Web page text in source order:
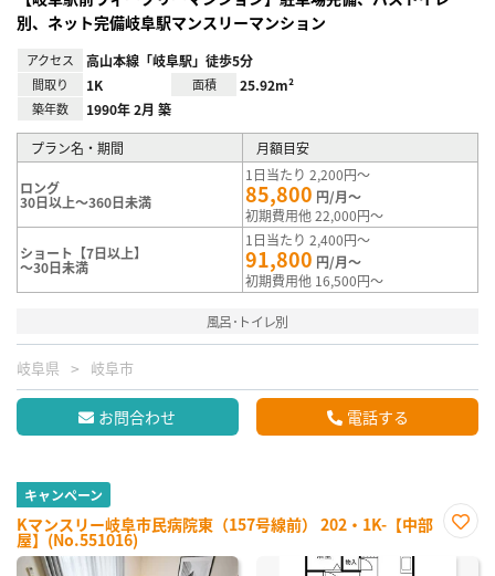
別、ネット完備岐阜駅マンスリーマンション
アクセス 高山本線「岐阜駅」徒歩5分
間取り 1K 面積 25.92m²
築年数 1990年 2月 築
プラン名・期間 月額目安
ロング
30日以上～360日未満
1日当たり 2,200円～
85,800 円/月～
初期費用他 22,000円～
ショート【7日以上】
～30日未満
1日当たり 2,400円～
91,800 円/月～
初期費用他 16,500円～
風呂･トイレ別
岐阜県 岐阜市
お問合わせ 電話する
キャンペーン
Kマンスリー岐阜市民病院東（157号線前） 202・1K-【中部
屋】(No.551016)
に入